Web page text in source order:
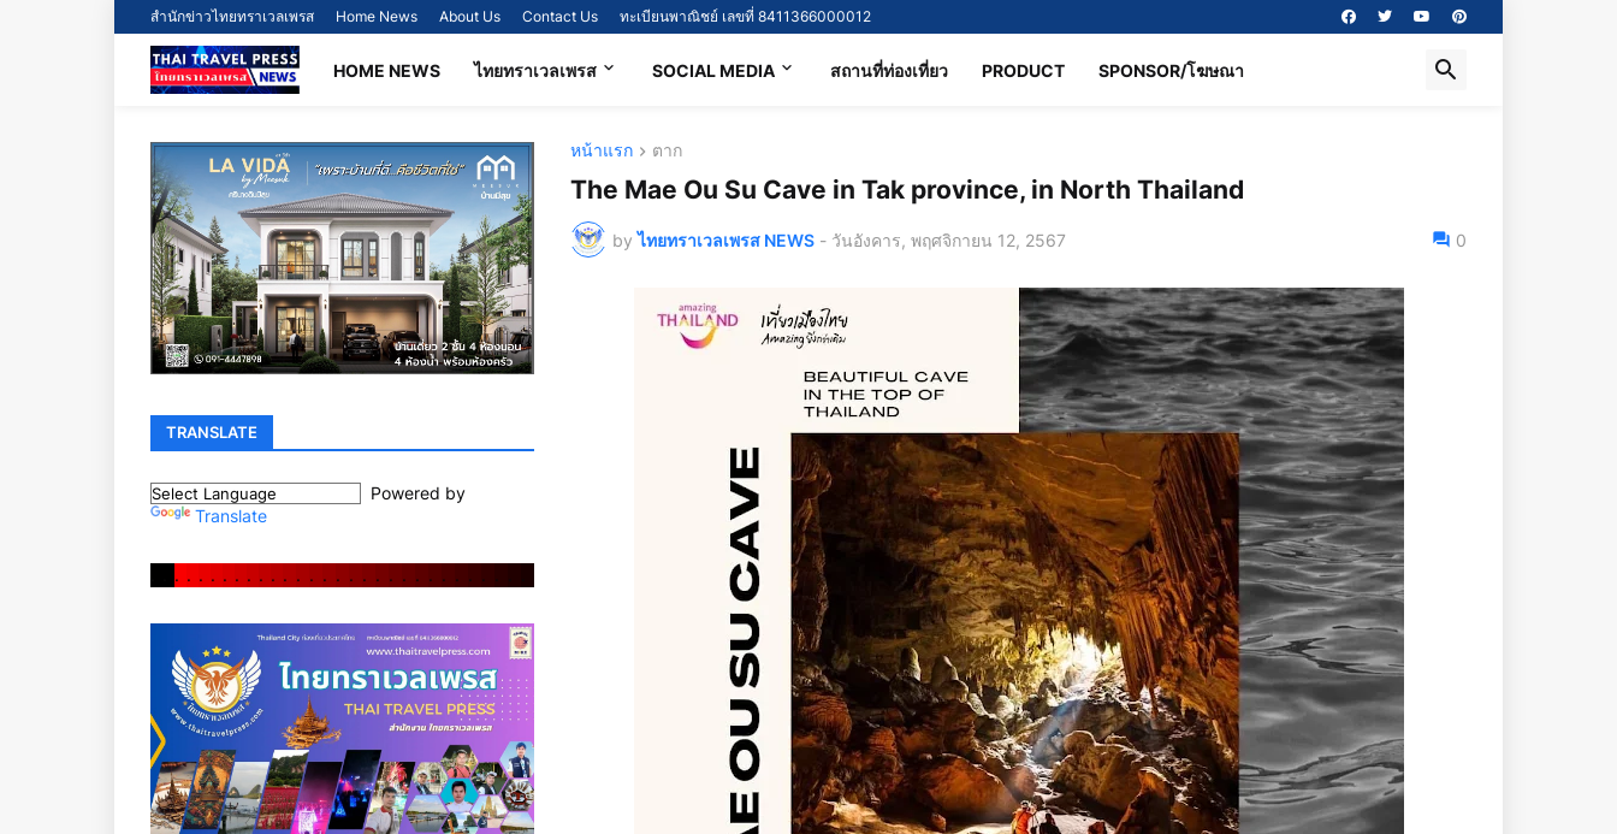
สำนักข่าวไทยทราเวลเพรส Home News About Us Contact Us ทะเบียนพาณิชย์ เลขที่ 8411366000012
HOME NEWS ไทยทราเวลเพรส SOCIAL MEDIA สถานที่ท่องเที่ยว PRODUCT SPONSOR/โฆษณา
หน้าแรก ตาก
The Mae Ou Su Cave in Tak province, in North Thailand
by ไทยทราเวลเพรส NEWS - วันอังคาร, พฤศจิกายน 12, 2567 0
TRANSLATE
Powered by
Translate
. . . . . . . . . . . . . . . . . . . . . . . .